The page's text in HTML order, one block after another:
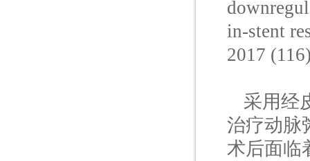
in-stent
2017
采用经
治疗动脉
术后面临